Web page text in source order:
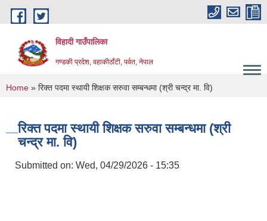
Skip to main content
विहादी गाउँपालिका
गण्डकी प्रदेश, वहाकीठाँटी, पर्वत, नेपाल
You are here
Home » रिक्त पदमा स्थायी शिक्षक सरुवा सम्बन्धमा (श्री चन्द्र मा. वि)
रिक्त पदमा स्थायी शिक्षक सरुवा सम्बन्धमा (श्री
चन्द्र मा. वि)
Submitted on: Wed, 04/29/2026 - 15:35